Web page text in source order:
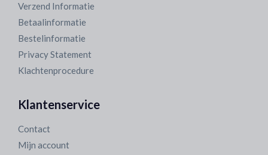
Verzend Informatie
Betaalinformatie
Bestelinformatie
Privacy Statement
Klachtenprocedure
Klantenservice
Contact
Mijn account